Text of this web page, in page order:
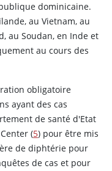
dominicaine.
au Vietnam, au
au Soudan, en Inde et
au cours des
obligatoire
ayant des cas
de santé d'Etat
(5) pour être mis
de diphtérie pour
de cas et pour